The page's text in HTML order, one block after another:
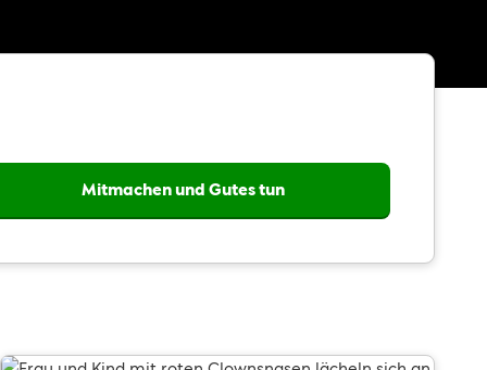
Mitmachen und Gutes tun